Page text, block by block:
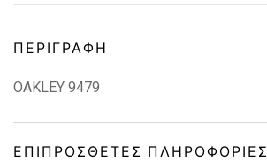
ΠΕΡΙΓΡΑΦΉ
OAKLEY 9479
ΕΠΙΠΡΌΣΘΕΤΕΣ ΠΛΗΡΟΦΟΡΊΕΣ